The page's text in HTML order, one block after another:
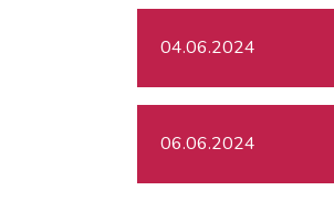
04.06.2024
06.06.2024